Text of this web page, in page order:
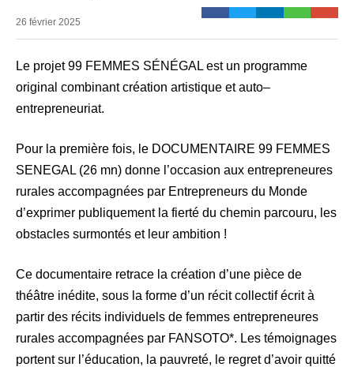
26 février 2025
Le projet 99 FEMMES SÉNÉGAL est un programme
original combinant création artistique et auto–
entrepreneuriat.
Pour la première fois, le DOCUMENTAIRE 99 FEMMES
SENEGAL (26 mn) donne l’occasion aux entrepreneures
rurales accompagnées par Entrepreneurs du Monde
d’exprimer publiquement la fierté du chemin parcouru, les
obstacles surmontés et leur ambition !
Ce documentaire retrace la création d’une pièce de
théâtre inédite, sous la forme d’un récit collectif écrit à
partir des récits individuels de femmes entrepreneures
rurales accompagnées par FANSOTO*. Les témoignages
portent sur l’éducation, la pauvreté, le regret d’avoir quitté